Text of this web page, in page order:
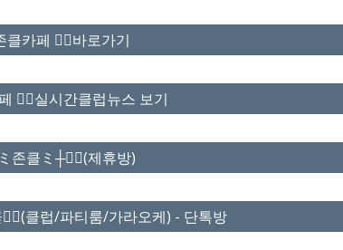
클카페 ❤️‍🔥바로가기
❤️‍🔥실시간클럽뉴스 보기
존클ミ┼❤️‍🔥(제휴방)
클럽/파티룸/가라오케) - 단톡방